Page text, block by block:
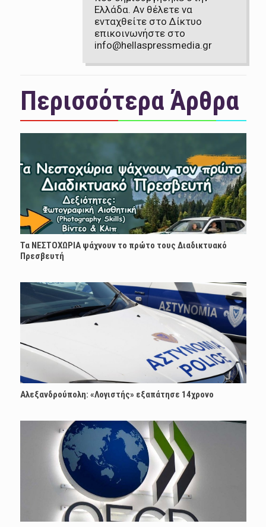
Ελλάδα. Αν θέλετε να
ενταχθείτε στο Δίκτυο
επικοινωνήστε στο
info@hellaspressmedia.gr
Περισσότερα Άρθρα
Τα ΝΕΣΤΟΧΩΡΙΑ ψάχνουν το πρώτο τους Διαδικτυακό
Πρεσβευτή
Αλεξανδρούπολη: «Λογιστής» εξαπάτησε 14χρονο